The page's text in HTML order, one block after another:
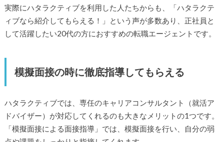
実際にハタラクティブを利用した人たちからも、「ハタラクテ
ィブなら紹介してもらえる！」という声が多数あり、正社員と
して活躍したい20代の方におすすめの転職エージェントです。
模擬面接の時に徹底指導してもらえる
ハタラクティブでは、専任のキャリアコンサルタント（就活ア
ドバイザー）が対応してくれるのも大きなメリットの1つです。
「模擬面接による面接指導」では、模擬面接を行い、自分の弱